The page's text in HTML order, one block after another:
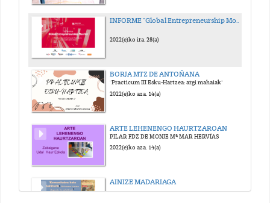
2022(e)ko ira. 28(a)
BORJA MTZ DE ANTOÑANA
"Practicum III Esku-Hartzea: argi mahaiak"
2022(e)ko aza. 14(a)
ARTE LEHENENGO HAURTZAROAN
PILAR FDZ DE MONJE Mª MAR HERVÍAS
2022(e)ko aza. 14(a)
AINIZE MADARIAGA